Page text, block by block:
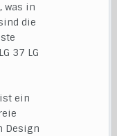
was in
die
37 LG
ein
Design